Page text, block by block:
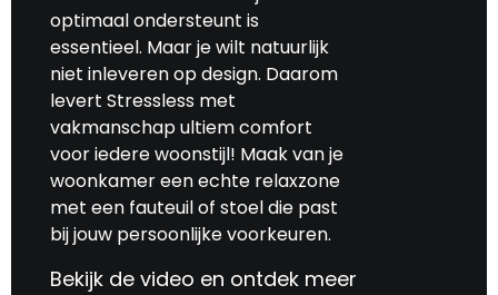
voor elk wat wils en verschillende prijs
categorieën.
optimaal ondersteunt is
essentieel. Maar je wilt natuurlijk
niet inleveren op design. Daarom
levert Stressless met
vakmanschap ultiem comfort
voor iedere woonstijl! Maak van je
woonkamer een echte relaxzone
met een fauteuil of stoel die past
bij jouw persoonlijke voorkeuren.
Bekijk de video en ontdek meer